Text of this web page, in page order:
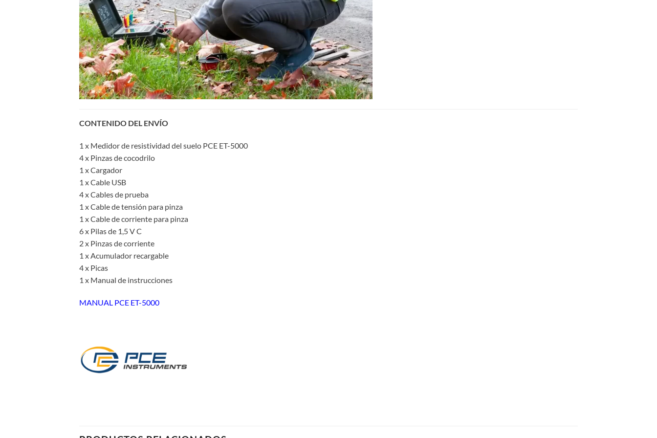
CONTENIDO DEL ENVÍO
1 x Medidor de resistividad del suelo PCE ET-5000
4 x Pinzas de cocodrilo
1 x Cargador
1 x Cable USB
4 x Cables de prueba
1 x Cable de tensión para pinza
1 x Cable de corriente para pinza
6 x Pilas de 1,5 V C
2 x Pinzas de corriente
1 x Acumulador recargable
4 x Picas
1 x Manual de instrucciones
MANUAL PCE ET-5000